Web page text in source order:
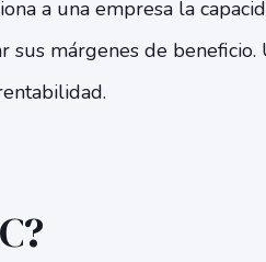
a una empresa la
márgenes de beneficio.